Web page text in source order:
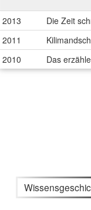
2013
Die Zeit
2011
2010
Das